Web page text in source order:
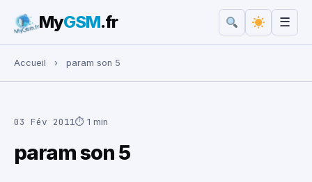
Rechercher :
MyGSM.fr ☰
Accueil › param son 5
03 Fév 2011⏱ 1 min
param son 5